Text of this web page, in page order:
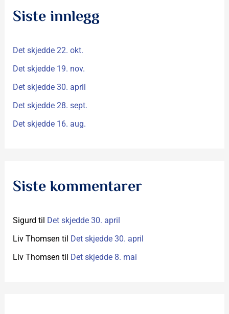
t
e
r
:
Siste innlegg
Det skjedde 22. okt.
Det skjedde 19. nov.
Det skjedde 30. april
Det skjedde 28. sept.
Det skjedde 16. aug.
Siste kommentarer
Sigurd til Det skjedde 30. april
Liv Thomsen til Det skjedde 30. april
Liv Thomsen til Det skjedde 8. mai